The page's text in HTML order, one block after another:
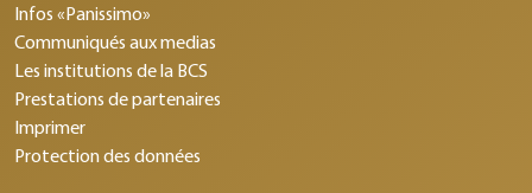
Infos «Panissimo»
Communiqués aux medias
Les institutions de la BCS
Prestations de partenaires
Imprimer
Protection des données